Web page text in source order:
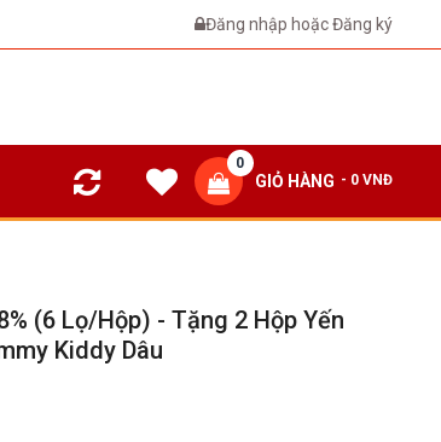
Đăng nhập hoặcĐăng ký
GIỎ HÀNG
0
- 0 VNĐ
(6 Lọ/hộp) - Tặng 2 Hộp Yến
Kiddy Dâu